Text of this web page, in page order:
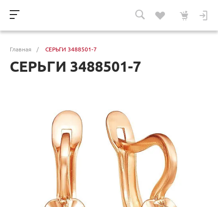
Главная / СЕРЬГИ 3488501-7
СЕРЬГИ 3488501-7